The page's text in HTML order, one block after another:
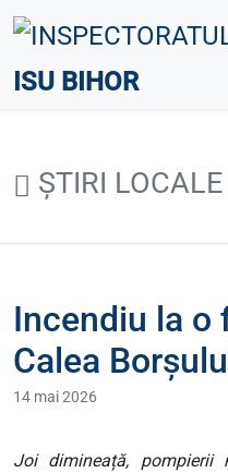
ISU BIHOR
ȘTIRI LOCALE
Incendiu la o
Calea
14 mai 2026
Joi dimineață, pompierii